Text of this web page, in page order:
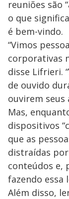
d
reuniões são
o que
é bem-vindo.
“Vimos
corporativas
disse Lifrieri.
de ouvido
ouvirem seus
Mas,
dispositivos
que as
distraídas
conteúdos e,
fazendo essa
Além disso,